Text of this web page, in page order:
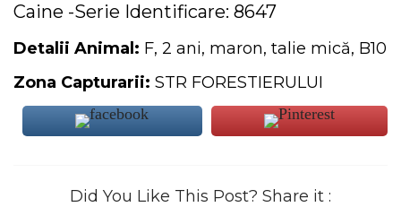
Caine -Serie Identificare: 8647
Detalii Animal: F, 2 ani, maron, talie mică, B10
Zona Capturarii: STR FORESTIERULUI
Did You Like This Post? Share it :